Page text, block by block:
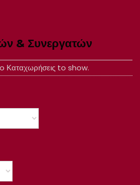
& Συνεργατών
to show.